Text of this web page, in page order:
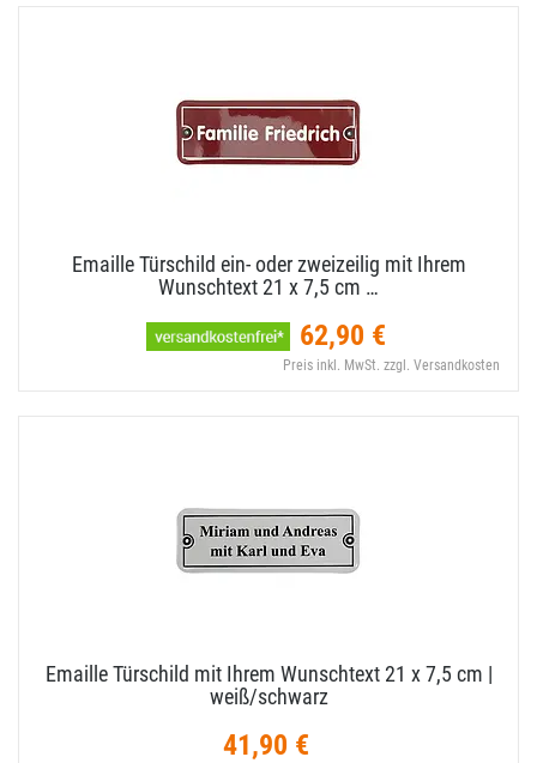
Emaille Türschild ein- oder zweizeilig mit Ihrem
Wunschtext 21 x 7,​5 cm …
62,90 €
Preis inkl. MwSt. zzgl. Versandkosten
Emaille Türschild mit Ihrem Wunschtext 21 x 7,​5 cm |
weiß/​schwarz
41,90 €